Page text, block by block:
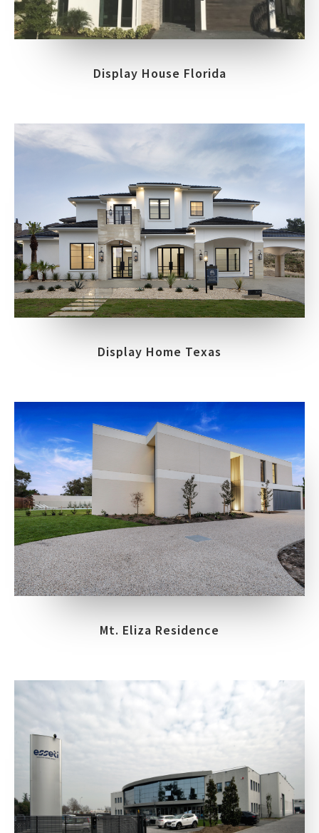
Display House Florida
Display Home Texas
Mt. Eliza Residence